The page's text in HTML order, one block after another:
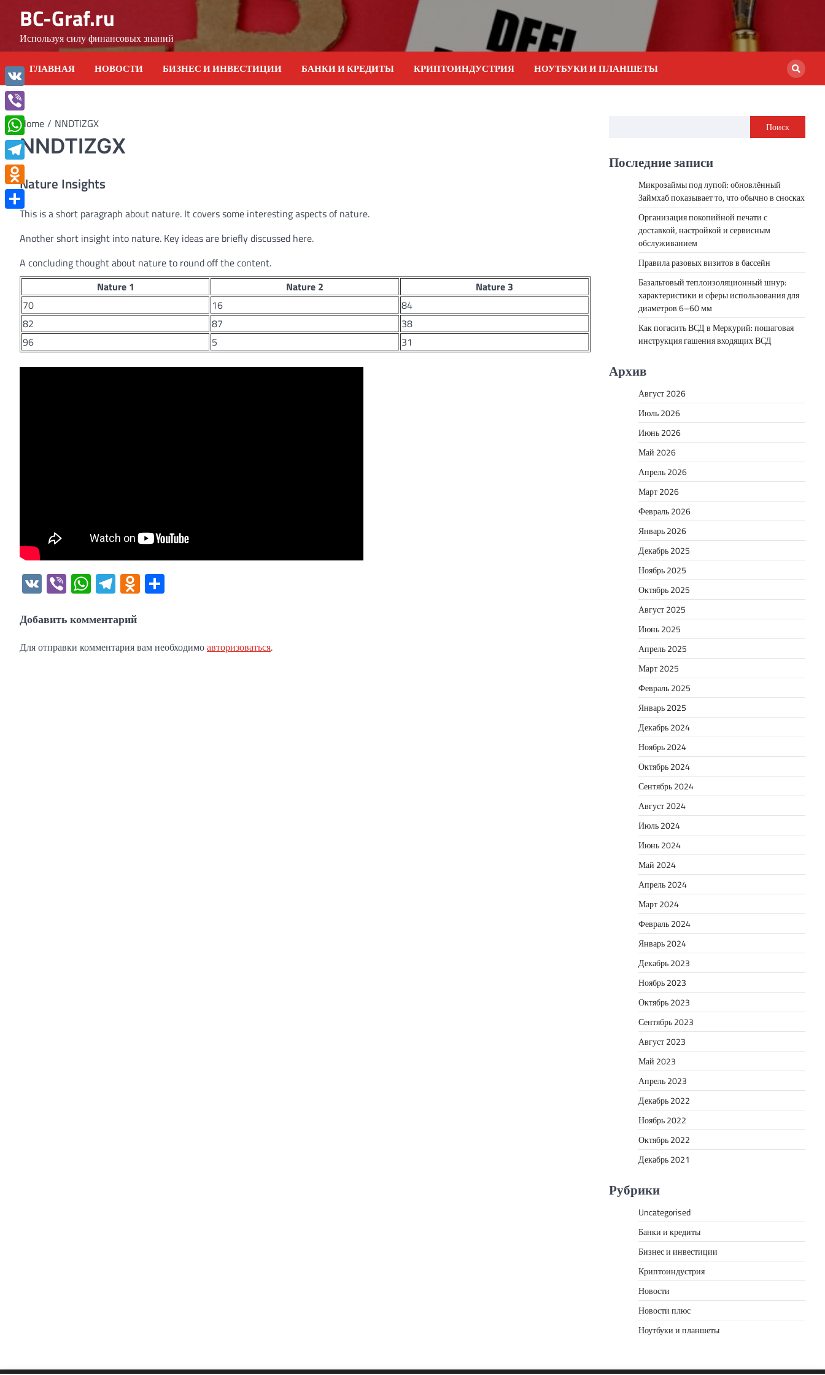
content
BC-Graf.ru
Используя силу финансовых знаний
ГЛАВНАЯ НОВОСТИ БИЗНЕС И ИНВЕСТИЦИИ БАНКИ И КРЕДИТЫ КРИПТОИНДУСТРИЯ НОУТБУКИ И ПЛАНШЕТЫ
Home NNDTIZGX
NNDTIZGX
Nature Insights
This is a short paragraph about nature. It covers some interesting aspects of nature.
Another short insight into nature. Key ideas are briefly discussed here.
A concluding thought about nature to round off the content.
Nature 1
Nature 2
Nature 3
70
16
84
82
87
38
96
5 31
VK ViberWhatsApp
Telegram
Odnoklassniki
Добавить комментарий
Для отправки комментария вам необходимоавторизоваться.
Поиск
Последние записи
Микрозаймы под лупой: обновлённый
Займхаб показывает то, что обычно в сносках
Организация покопийной печати с
доставкой, настройкой и сервисным
обслуживанием
Правила разовых визитов в бассейн
Базальтовый теплоизоляционный шнур:
характеристики и сферы использования для
диаметров 6–60 мм
Как погасить ВСД в Меркурий: пошаговая
инструкция гашения входящих ВСД
Архив
Август 2026
Июль 2026
Июнь 2026
Май 2026
Апрель 2026
Март 2026
Февраль 2026
Январь 2026
Декабрь 2025
Ноябрь 2025
Октябрь 2025
Август 2025
Июнь 2025
Апрель 2025
Март 2025
Февраль 2025
Январь 2025
Декабрь 2024
Ноябрь 2024
Октябрь 2024
Сентябрь 2024
Август 2024
Июль 2024
Июнь 2024
Май 2024
Апрель 2024
Март 2024
Февраль 2024
Январь 2024
Декабрь 2023
Ноябрь 2023
Октябрь 2023
Сентябрь 2023
Август 2023
Май 2023
Апрель 2023
Декабрь 2022
Ноябрь 2022
Октябрь 2022
Декабрь 2021
Рубрики
Uncategorised
Банки и кредиты
Бизнес и инвестиции
Криптоиндустрия
Новости
Новости плюс
Ноутбуки и планшеты
VK
Viber
WhatsApp
Telegram
Odnoklassniki
Отправить